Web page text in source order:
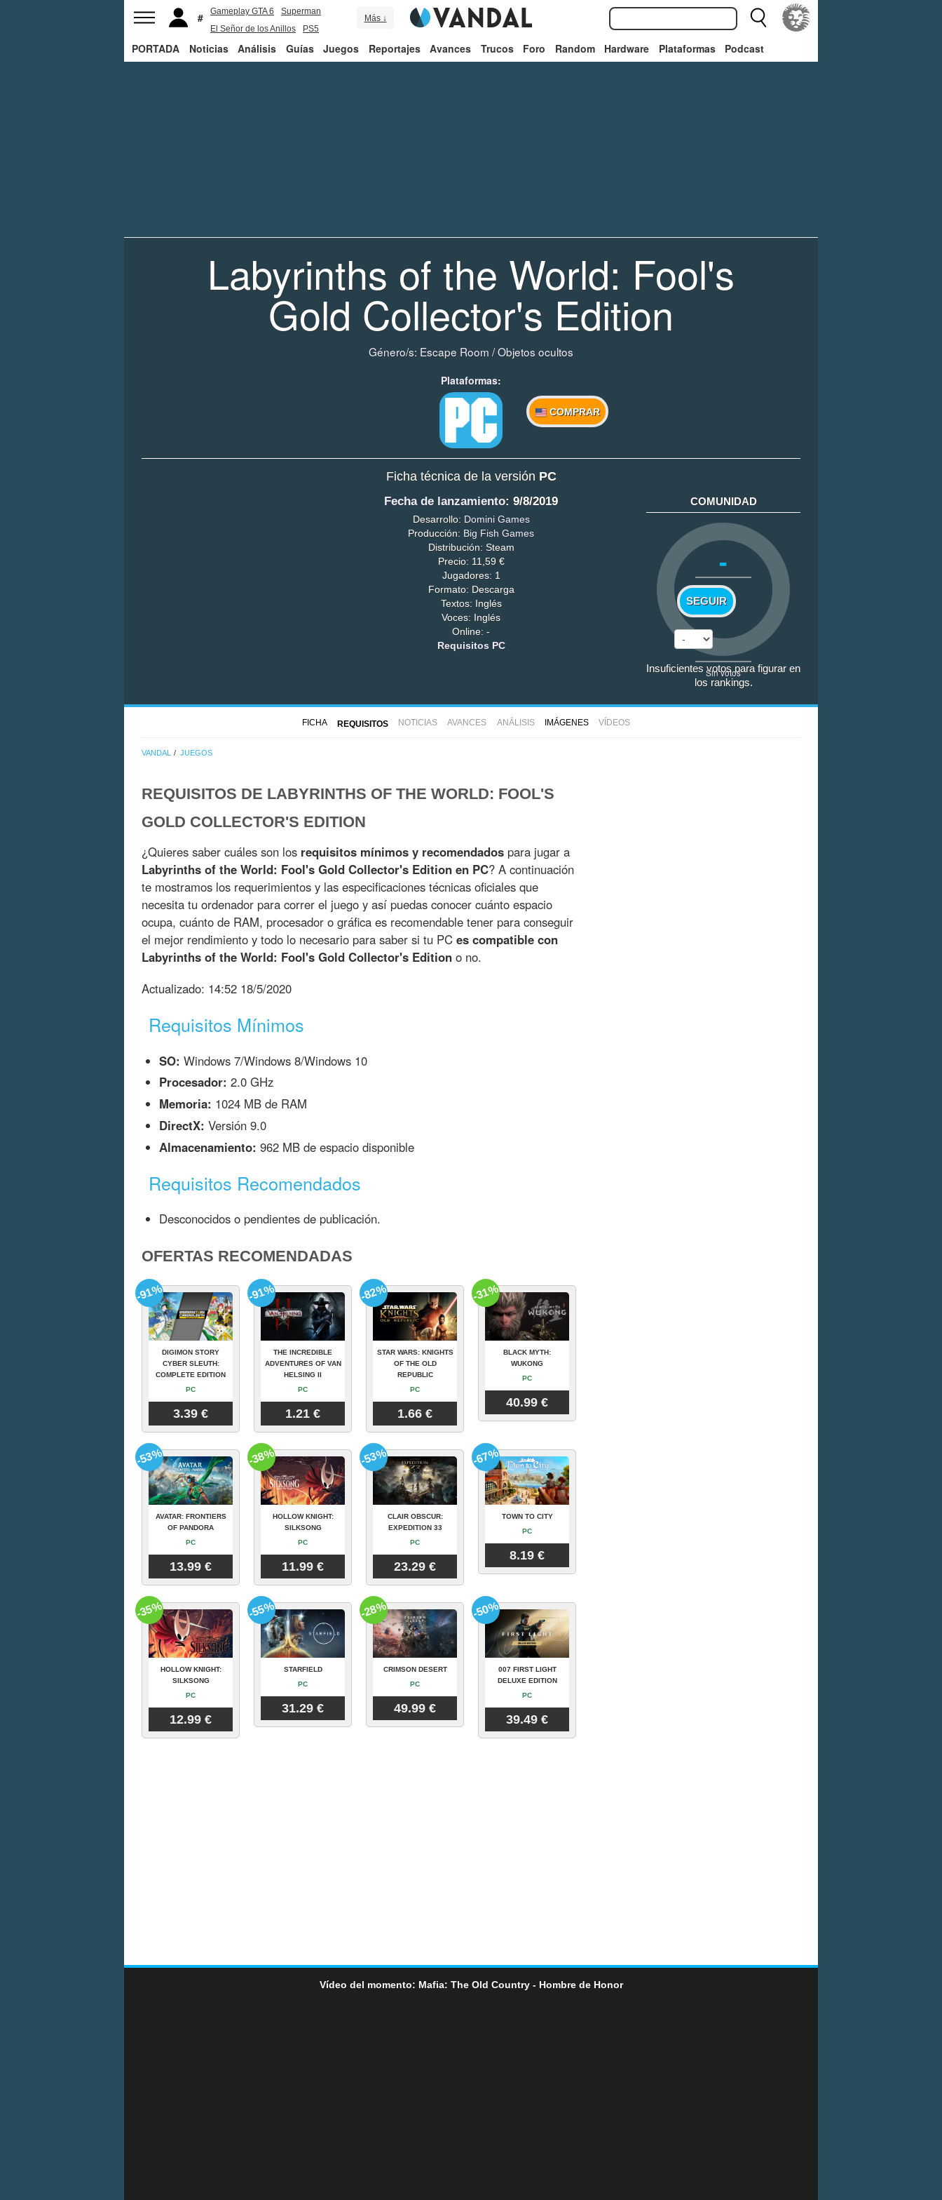
Gameplay GTA 6
Superman
El Señor de los Anillos
PS5
Más ↓
PORTADA Noticias Análisis Guías Juegos Reportajes Avances Trucos Foro Random Hardware Plataformas Podcast
Labyrinths of the World: Fool's
Gold Collector's Edition
Género/s: Escape Room /Objetos ocultos
Plataformas:
COMPRAR
Ficha técnica de la versión PC
Fecha de lanzamiento: 9/8/2019
Desarrollo: Domini Games
Producción: Big Fish Games
Distribución: Steam
Precio: 11,59 €
Jugadores: 1
Formato: Descarga
Textos: Inglés
Voces: Inglés
Online: -
Requisitos PC
COMUNIDAD
-
SEGUIR
Sin votos
Insuficientes votos para figurar en
los rankings.
FICHA REQUISITOS NOTICIAS AVANCES ANÁLISIS IMÁGENES VÍDEOS
VANDAL JUEGOS
REQUISITOS DE LABYRINTHS OF THE WORLD: FOOL'S
GOLD COLLECTOR'S EDITION
¿Quieres saber cuáles son los requisitos mínimos y recomendados para jugar a
Labyrinths of the World: Fool's Gold Collector's Edition en PC? A continuación
te mostramos los requerimientos y las especificaciones técnicas oficiales que
necesita tu ordenador para correr el juego y así puedas conocer cuánto espacio
ocupa, cuánto de RAM, procesador o gráfica es recomendable tener para conseguir
el mejor rendimiento y todo lo necesario para saber si tu PC es compatible con
Labyrinths of the World: Fool's Gold Collector's Edition o no.
Actualizado: 14:52 18/5/2020
Requisitos Mínimos
SO: Windows 7/Windows 8/Windows 10
Procesador: 2.0 GHz
Memoria: 1024 MB de RAM
DirectX: Versión 9.0
Almacenamiento: 962 MB de espacio disponible
Requisitos Recomendados
Desconocidos o pendientes de publicación.
OFERTAS RECOMENDADAS
DIGIMON STORY
CYBER SLEUTH:
COMPLETE EDITION
PC
3.39 €
-91%
THE INCREDIBLE
ADVENTURES OF VAN
HELSING II
PC
1.21 €
-91%
STAR WARS: KNIGHTS
OF THE OLD
REPUBLIC
PC
1.66 €
-82%
BLACK MYTH:
WUKONG
PC
40.99 €
-31%
AVATAR: FRONTIERS
OF PANDORA
PC
13.99 €
-53%
HOLLOW KNIGHT:
SILKSONG
PC
11.99 €
-38%
CLAIR OBSCUR:
EXPEDITION 33
PC
23.29 €
-53%
TOWN TO CITY
PC
8.19 €
-67%
HOLLOW KNIGHT:
SILKSONG
PC
12.99 €
-35%
STARFIELD
PC
31.29 €
-55%
CRIMSON DESERT
PC
49.99 €
-28%
007 FIRST LIGHT
DELUXE EDITION
PC
39.49 €
-50%
Vídeo del momento: Mafia: The Old Country - Hombre de Honor